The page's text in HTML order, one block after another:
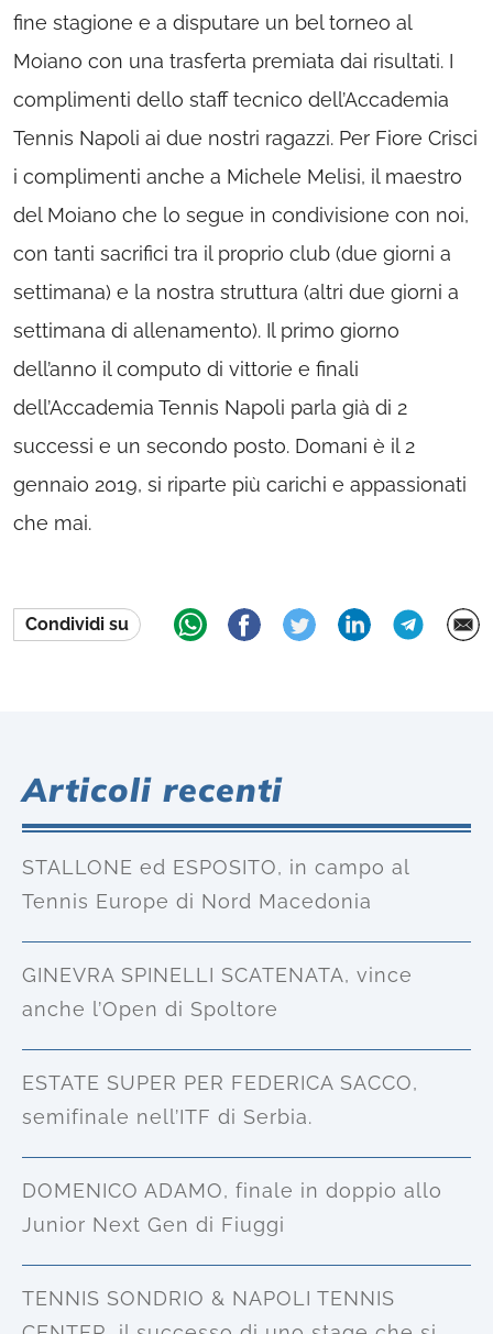
fine stagione e a disputare un bel torneo al
Moiano con una trasferta premiata dai risultati. I
complimenti dello staff tecnico dell’Accademia
Tennis Napoli ai due nostri ragazzi. Per Fiore Crisci
i complimenti anche a Michele Melisi, il maestro
del Moiano che lo segue in condivisione con noi,
con tanti sacrifici tra il proprio club (due giorni a
settimana) e la nostra struttura (altri due giorni a
settimana di allenamento). Il primo giorno
dell’anno il computo di vittorie e finali
dell’Accademia Tennis Napoli parla già di 2
successi e un secondo posto. Domani è il 2
gennaio 2019, si riparte più carichi e appassionati
che mai.
Condividi su
Articoli recenti
STALLONE ed ESPOSITO, in campo al
Tennis Europe di Nord Macedonia
GINEVRA SPINELLI SCATENATA, vince
anche l’Open di Spoltore
ESTATE SUPER PER FEDERICA SACCO,
semifinale nell’ITF di Serbia.
DOMENICO ADAMO, finale in doppio allo
Junior Next Gen di Fiuggi
TENNIS SONDRIO & NAPOLI TENNIS